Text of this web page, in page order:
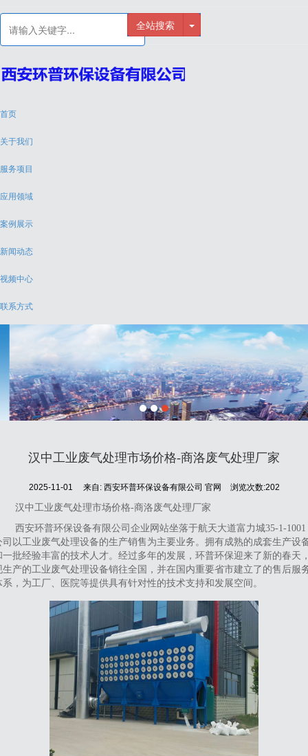
全站搜索
首页
关于我们
服务项目
应用领域
案例展示
新闻动态
视频中心
联系方式
汉中工业废气处理市场价格-商洛废气处理厂家
2025-11-01 来自: 西安环普环保设备有限公司 官网 浏览次数:202
汉中工业废气处理市场价格-商洛废气处理厂家
西安环普环保设备有限公司企业网站坐落于航天大道富力城35-1-1001
司以工业废气处理设备的生产销售为主要业务。拥有成熟的成套生产设
一批经验丰富的技术人才。经过多年的发展，环普环保迎来了新的春天
生产的工业废气处理设备销往全国，并在国内重要省市建立了的售后服
系，为工厂、医院等提供具有针对性的技术支持和发展空间。